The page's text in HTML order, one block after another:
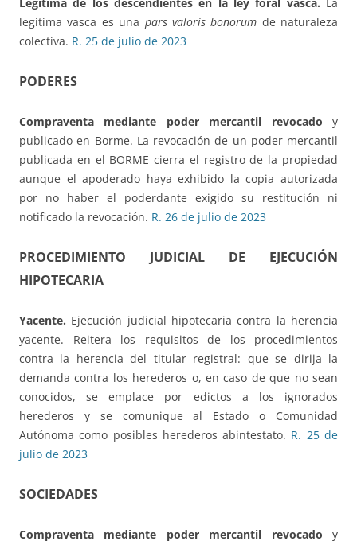
Legítima de los descendientes en la ley foral vasca. La
legitima vasca es una pars valoris bonorum de naturaleza
colectiva. R. 25 de julio de 2023
PODERES
Compraventa mediante poder mercantil revocado y
publicado en Borme. La revocación de un poder mercantil
publicada en el BORME cierra el registro de la propiedad
aunque el apoderado haya exhibido la copia autorizada
por no haber el poderdante exigido su restitución ni
notificado la revocación. R. 26 de julio de 2023
PROCEDIMIENTO JUDICIAL DE EJECUCIÓN
HIPOTECARIA
Yacente. Ejecución judicial hipotecaria contra la herencia
yacente. Reitera los requisitos de los procedimientos
contra la herencia del titular registral: que se dirija la
demanda contra los herederos o, en caso de que no sean
conocidos, se emplace por edictos a los ignorados
herederos y se comunique al Estado o Comunidad
Autónoma como posibles herederos abintestato. R. 25 de
julio de 2023
SOCIEDADES
Compraventa mediante poder mercantil revocado y